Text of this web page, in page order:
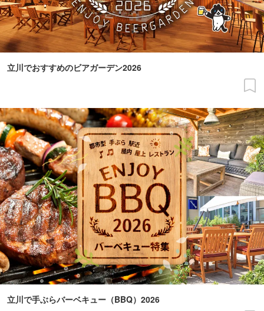
立川でおすすめのビアガーデン2026
立川で手ぶらバーベキュー（BBQ）2026